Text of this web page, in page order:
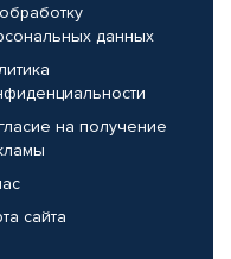
данных
на получение
сайта